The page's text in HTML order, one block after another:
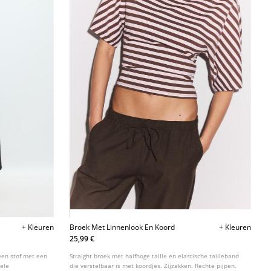
+ Kleuren
stof met een
Broek Met Linnenlook En Koord
+ Kleuren
25,99 €
Straight broek met halfhoge taille en elastische tailleband
die verstelbaar is met koordjes. Zijzakken. Rechte pijpen.